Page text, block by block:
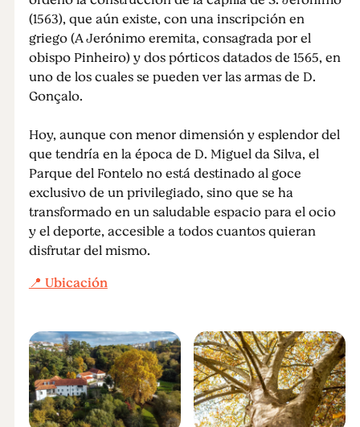
(1563), que aún existe, con una inscripción en
griego (A Jerónimo eremita, consagrada por el
obispo Pinheiro) y dos pórticos datados de 1565, en
uno de los cuales se pueden ver las armas de D.
Gonçalo.
Hoy, aunque con menor dimensión y esplendor del
que tendría en la época de D. Miguel da Silva, el
Parque del Fontelo no está destinado al goce
exclusivo de un privilegiado, sino que se ha
transformado en un saludable espacio para el ocio
y el deporte, accesible a todos cuantos quieran
disfrutar del mismo.
📍 Ubicación